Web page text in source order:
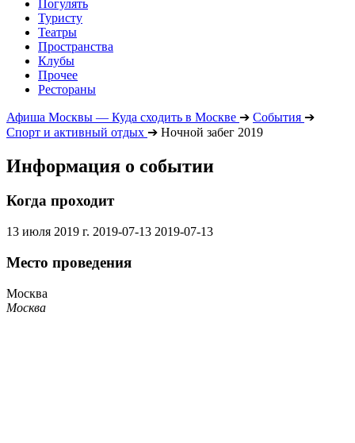
Погулять
Туристу
Театры
Пространства
Клубы
Прочее
Рестораны
Афиша Москвы — Куда сходить в Москве ➔ События ➔
Спорт и активный отдых ➔ Ночной забег 2019
Информация о событии
Когда проходит
13 июля 2019 г. 2019-07-13 2019-07-13
Место проведения
Москва
Москва